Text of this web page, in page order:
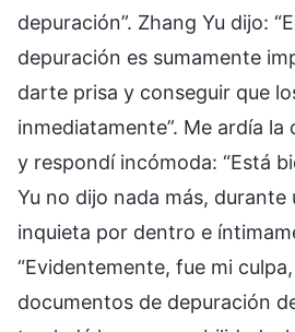
depuración”. Zhang Yu dijo:
depuración es sumamente
darte prisa y conseguir que
inmediatamente”. Me ardía la
y respondí incómoda: “Está
Yu no dijo nada más,
inquieta por dentro e
“Evidentemente, fue mi
documentos de depuración